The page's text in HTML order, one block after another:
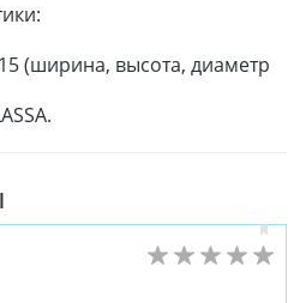
(ширина, высота, диаметр